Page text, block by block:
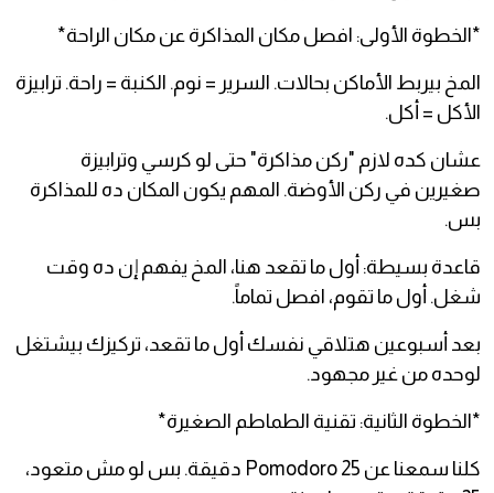
*الخطوة الأولى: افصل مكان المذاكرة عن مكان الراحة*
المخ بيربط الأماكن بحالات. السرير = نوم. الكنبة = راحة. ترابيزة
الأكل = أكل.
عشان كده لازم "ركن مذاكرة" حتى لو كرسي وترابيزة
صغيرين في ركن الأوضة. المهم يكون المكان ده للمذاكرة
بس.
قاعدة بسيطة: أول ما تقعد هنا، المخ يفهم إن ده وقت
شغل. أول ما تقوم، افصل تماماً.
بعد أسبوعين هتلاقي نفسك أول ما تقعد، تركيزك بيشتغل
لوحده من غير مجهود.
*الخطوة الثانية: تقنية الطماطم الصغيرة*
كلنا سمعنا عن Pomodoro 25 دقيقة. بس لو مش متعود،